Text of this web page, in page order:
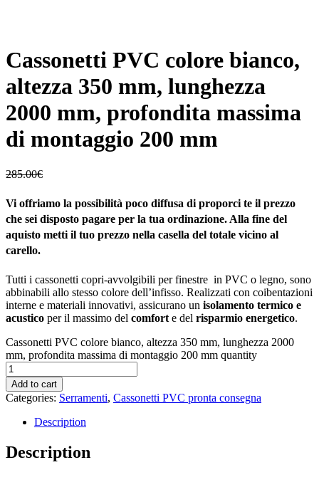
Cassonetti PVC colore bianco,
altezza 350 mm, lunghezza
2000 mm, profondita massima
di montaggio 200 mm
285.00€
Vi offriamo la possibilità poco diffusa di proporci te il prezzo
che sei disposto pagare per la tua ordinazione. Alla fine del
aquisto metti il tuo prezzo nella casella del totale vicino al
carello.
Tutti i cassonetti copri-avvolgibili per finestre in PVC o legno, sono
abbinabili allo stesso colore dell’infisso. Realizzati con coibentazioni
interne e materiali innovativi, assicurano un isolamento termico e
acustico per il massimo del comforte del risparmio energetico.
Cassonetti PVC colore bianco, altezza 350 mm, lunghezza 2000
mm, profondita massima di montaggio 200 mm quantity
Add to cart
Categories: Serramenti, Cassonetti PVC pronta consegna
Description
Description